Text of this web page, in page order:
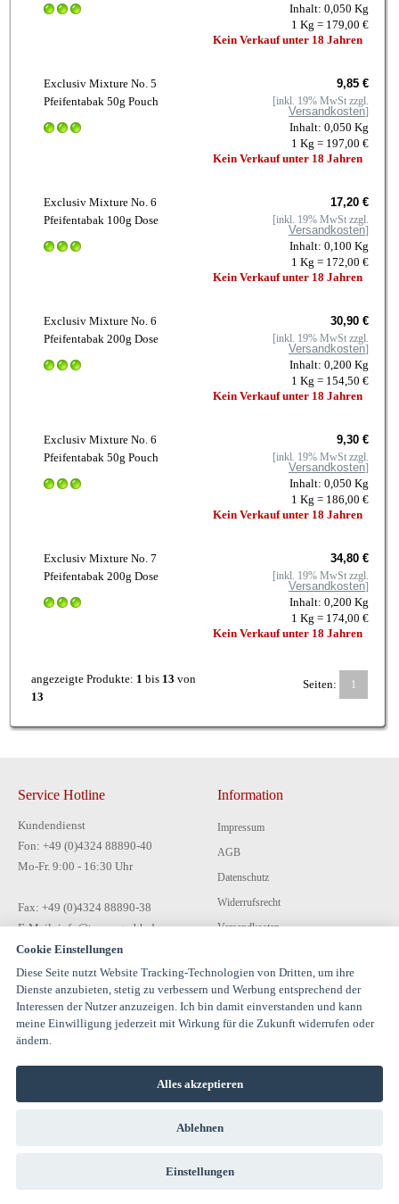
Inhalt: 0,050 Kg
1 Kg = 179,00 €
Kein Verkauf unter 18 Jahren
Exclusiv Mixture No. 5
Pfeifentabak 50g Pouch
9,85 €
[inkl. 19% MwSt zzgl.
Versandkosten]
Inhalt: 0,050 Kg
1 Kg = 197,00 €
Kein Verkauf unter 18 Jahren
Exclusiv Mixture No. 6
Pfeifentabak 100g Dose
17,20 €
[inkl. 19% MwSt zzgl.
Versandkosten]
Inhalt: 0,100 Kg
1 Kg = 172,00 €
Kein Verkauf unter 18 Jahren
Exclusiv Mixture No. 6
Pfeifentabak 200g Dose
30,90 €
[inkl. 19% MwSt zzgl.
Versandkosten]
Inhalt: 0,200 Kg
1 Kg = 154,50 €
Kein Verkauf unter 18 Jahren
Exclusiv Mixture No. 6
Pfeifentabak 50g Pouch
9,30 €
[inkl. 19% MwSt zzgl.
Versandkosten]
Inhalt: 0,050 Kg
1 Kg = 186,00 €
Kein Verkauf unter 18 Jahren
Exclusiv Mixture No. 7
Pfeifentabak 200g Dose
34,80 €
[inkl. 19% MwSt zzgl.
Versandkosten]
Inhalt: 0,200 Kg
1 Kg = 174,00 €
Kein Verkauf unter 18 Jahren
angezeigte Produkte: 1 bis 13 von
13
Seiten: 1
Service Hotline
Kundendienst
Fon: +49 (0)4324 88890-40
Mo-Fr. 9:00 - 16:30 Uhr
Fax: +49 (0)4324 88890-38
E-Mail: info@tecon-gmbh.de
Information
Impressum
AGB
Datenschutz
Widerrufsrecht
Versandkosten
Kontakt
Cookie Einstellungen
Diese Seite nutzt Website Tracking-Technologien von Dritten, um ihre
Dienste anzubieten, stetig zu verbessern und Werbung entsprechend der
Interessen der Nutzer anzuzeigen. Ich bin damit einverstanden und kann
meine Einwilligung jederzeit mit Wirkung für die Zukunft widerrufen oder
ändern.
Alles akzeptieren
Ablehnen
Einstellungen